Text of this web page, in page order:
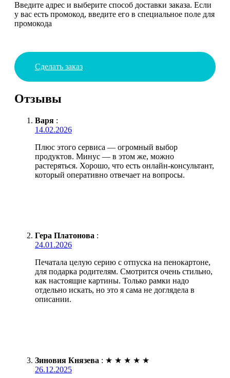
Введите адрес и выберите способ доставки заказа. Если
у вас есть промокод, введите его в специальное поле для
промокода
Сделать заказ
Отзывы
Варя :
14.02.2026
Плюс этого сервиса — огромный выбор
продуктов. Минус — в этом же, можно
растеряться. Хорошо, что есть онлайн-консультант,
который оперативно отвечает на вопросы.
Гера Платонова :
24.01.2026
Печатала целую серию с отпуска на пенокартоне,
для подарка родителям. Смотрится очень стильно,
как настоящие картины. Только рамки надо
отдельно искать, но это я сама не доглядела в
описании.
Зиновия Князева : ★ ★ ★ ★ ★
26.12.2025